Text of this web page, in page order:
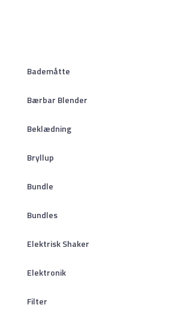
Bademåtte
Bærbar Blender
Beklædning
Bryllup
Bundle
Bundles
Elektrisk Shaker
Elektronik
Filter